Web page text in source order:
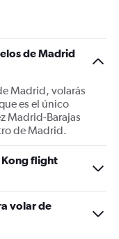
de Madrid
Madrid, volarás
es el único
Madrid-Barajas
de Madrid.
Kong flight
volar de